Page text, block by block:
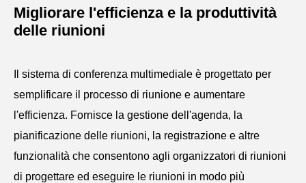
Migliorare l'efficienza e la produttività
delle riunioni
Il sistema di conferenza multimediale è progettato per
semplificare il processo di riunione e aumentare
l'efficienza. Fornisce la gestione dell'agenda, la
pianificazione delle riunioni, la registrazione e altre
funzionalità che consentono agli organizzatori di riunioni
di progettare ed eseguire le riunioni in modo più